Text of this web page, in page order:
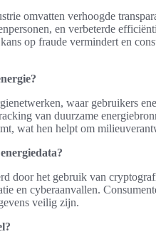
omvatten verhoogde
en verbeterde
op fraude vermindert en
waar gebruikers
van duurzame
wat hen helpt om
door het gebruik van
en cyberaanvallen.
veilig zijn.